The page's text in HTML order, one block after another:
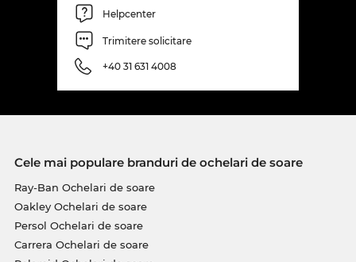
Helpcenter
Trimitere solicitare
+40 31 631 4008
Cele mai populare branduri de ochelari de soare
Ray-Ban Ochelari de soare
Oakley Ochelari de soare
Persol Ochelari de soare
Carrera Ochelari de soare